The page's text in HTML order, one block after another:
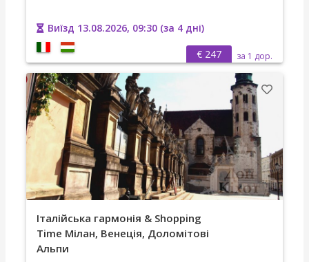
Виїзд 13.08.2026, 09:30 (за 4 дні)
€ 247
за 1 дор.
Італійська гармонія & Shopping
Time Мілан, Венеція, Доломітові
Альпи